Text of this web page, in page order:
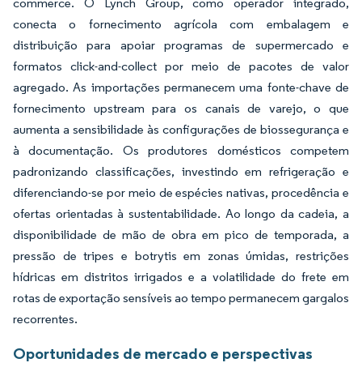
conecta o fornecimento agrícola com embalagem e
distribuição para apoiar programas de supermercado e
formatos click-and-collect por meio de pacotes de valor
agregado. As importações permanecem uma fonte-chave de
fornecimento upstream para os canais de varejo, o que
aumenta a sensibilidade às configurações de biossegurança e
à documentação. Os produtores domésticos competem
padronizando classificações, investindo em refrigeração e
diferenciando-se por meio de espécies nativas, procedência e
ofertas orientadas à sustentabilidade. Ao longo da cadeia, a
disponibilidade de mão de obra em pico de temporada, a
pressão de tripes e botrytis em zonas úmidas, restrições
hídricas em distritos irrigados e a volatilidade do frete em
rotas de exportação sensíveis ao tempo permanecem gargalos
recorrentes.
Oportunidades de mercado e perspectivas